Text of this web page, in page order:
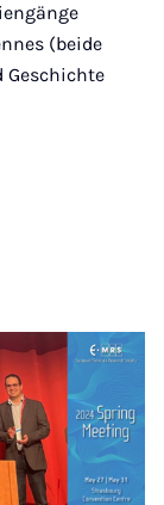
(beide
Geschichte